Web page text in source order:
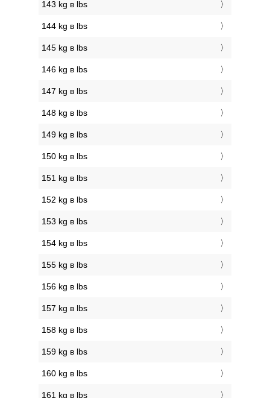
143 kg в lbs
144 kg в lbs
145 kg в lbs
146 kg в lbs
147 kg в lbs
148 kg в lbs
149 kg в lbs
150 kg в lbs
151 kg в lbs
152 kg в lbs
153 kg в lbs
154 kg в lbs
155 kg в lbs
156 kg в lbs
157 kg в lbs
158 kg в lbs
159 kg в lbs
160 kg в lbs
161 kg в lbs